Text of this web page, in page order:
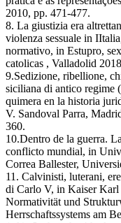
2010, pp. 471-477.
8. La giustizia era
violenza sessuale in
normativo, in Estupro,
catolicas , Valladolid
9.Sedizione, ribellione,
siciliana di antico
quimera en la historia
V. Sandoval Parra,
360.
10.Dentro de la guerra.
conflicto mundial, in
Correa Ballester,
11. Calvinisti, luterani,
di Carlo V, in Kaiser Karl
Normativität und
Herrschaftssystems am